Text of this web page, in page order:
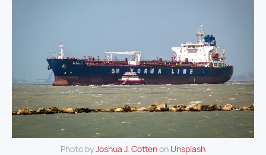
Photo byJoshua J. Cottenon Unsplash